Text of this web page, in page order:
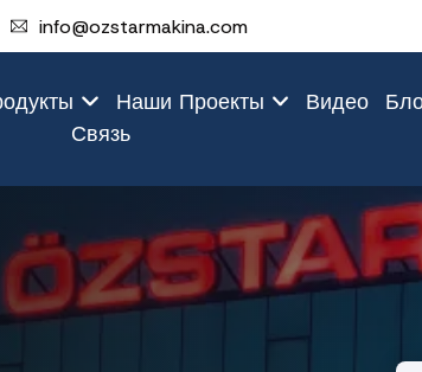
info@ozstarmakina.com
Наши Проекты Видео
Связь